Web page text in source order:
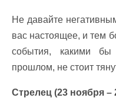
Не давайте
вас настоящее, и тем
события, какими
прошлом, не стоит
Стрелец (23 ноября –